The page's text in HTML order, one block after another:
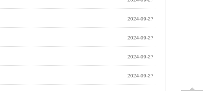
2024-09-27
2024-09-27
2024-09-27
2024-09-27